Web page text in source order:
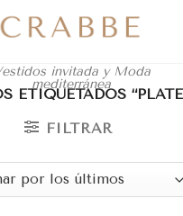
invitada y Moda
mediterránea
ETIQUETADOS
FILTRAR